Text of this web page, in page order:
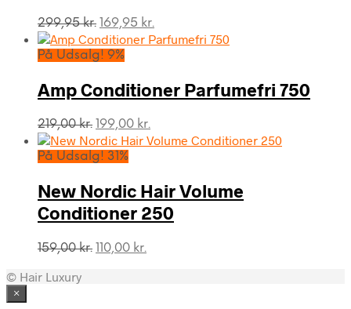
299,95kr. Den
oprindelige
pris
299,95 kr..
169,95 kr.
aktuelle
169,95 kr..
På Udsalg! 9%
Amp Conditioner Parfumefri 750
219,00kr. Den
oprindelige
pris
219,00 kr..
199,00 kr.
aktuelle
199,00 kr..
På Udsalg! 31%
New Nordic Hair Volume
Conditioner 250
159,00kr. Den
110,00 kr.
© Hair Luxury
×